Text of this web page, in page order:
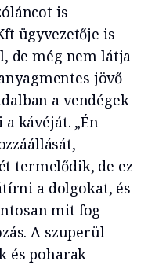
is
ügyvezetője is
de még nem látja
jövő
a vendégek
kávéját. „Én
termelődik, de ez
a dolgokat, és
mit fog
A szuperül
és poharak